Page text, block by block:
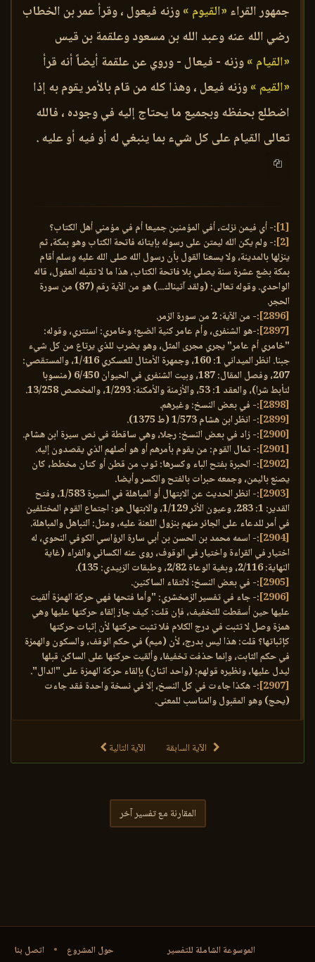
جمهور القراء «القيوم »وزنه فيعول ، وقرأ عمر بن الخطاب
رضي الله عنه وعبد الله بن مسعود وعلقمة بن قيس
«القيام »وزنه - فيعال - وروي عن علقمة أيضاً أنه قرأ
«القيم »وزنه فيعل ، وهذا كله من قام بالأمر يقوم به إذا
اضطلع بحفظه وبجميع ما يحتاج إليه في وجوده ، فالله
تعالى القيام على كل شيء بما ينبغي له أو فيه أو عليه .
[1] :- أي فيمن نزلت، أفي المؤمنين جميعا أم في مؤمني أهل الكتاب؟
[2] :- ولم يكن الله ليمتن على رسوله بإيتائه فاتحة الكتاب وهو بمكة، ثم
ينزلها بالمدينة، ولا يسعنا القول بأن رسول الله صلى الله عليه وسلم أقام
بمكة بضع عشرة سنة يصلي بلا فاتحة الكتاب، هذا ما لا تقبله العقول، قاله
الواحدي. وقوله تعالى: (ولقد آتيناك...) هو من الآية رقم (87) من سورة
الحجر.
[2896]
:- من الآية: 2 من سورة الزمر.
[2897]
:-هو الشنفرى، وأم عامر كنية الضبع؛ وخامري: استتري، وقوله:
"خامري أم عامر" يجري مجرى المثل، وهو يضرب للذي يرتاع من كل شيء
جبنا. انظر الميداني 1: 160، وجمهرة الأمثال للعسكري 1/416، والمستقصي:
207، وفصل المقال: 187، وبيت الشنفرى في الحيوان 6/450 (منسوبا
لتأبط شرا)، والعقد 1: 53، والأزمنة والأمكنة: 1/293، والمخصص 13/258.
[2898]
:- في بعض النسخ: وغيرهم.
[2899]
:- انظر ابن هشام 1/573 (ط 1375).
[2900]
:- زاد في بعض النسخ: رجلا، وهي ساقطة في نص سيرة ابن هشام.
[2901]
:- ثمال القوم: من يقوم بأمرهم أو هو أصلهم الذي يقصدون إليه.
[2902]
:- الحبرة بفتح الباء وكسرها: ثوب من قطن أو كتان مخطط، كان
يصنع باليمن، وجمعه حبرات بالفتح والكسر وأيضا.
[2903]
:- انظر الحديث عن الابتهال أو المباهلة في السيرة 1/583، وفتح
القدير: 1: 283، وعيون الأثر 1/129، والابتهال هو: اجتماع القوم المختلفين
في أمر للدعاء على الجائر منهم بنزول اللعنة عليه، ومثل: التباهل والمباهلة.
[2904]
:- اسمه محمد بن الحسن بن أبي سارة الرؤاسي الكوفي النحوي، له
اختيار في القراءة واختيار في الوقوف، روى عنه الكسائي والفراء (غاية
النهاية: 2/116، وبغية الوعاة 2/82، وطبقات الزبيدي: 135).
[2905]
:- في بعض النسخ: لالتقاء الساكنين.
[2906]
:- جاء في تفسير الزمخشري: "وأما فتحها فهي حركة الهمزة ألقيت
عليها حين أسقطت للتخفيف، فإن قلت: كيف جاز إلقاء حركتها عليها وهي
همزة وصل لا تثبت في درج الكلام فلا تثبت حركتها لأن إثبات حركتها
كإثباتها؟ قلت: هذا ليس بدرج، لأن (ميم) في حكم الوقف، والسكون والهمزة
في حكم الثابت، وإنما حذفت تخفيفا، وألقيت حركتها على الساكن قبلها
ليدل عليها، ونظيره قولهم: (واحد اثنان) بإلقاء حركة الهمزة على "الدال".
[2907]
:- هكذا جاءت في كل النسخ، إلا في نسخة واحدة فقد جاءت
(يحج) وهو المقبول والمناسب للمعنى.
الآية السابقة الآية التالية
المقارنة مع تفسير آخر
حول المشروع • اتصل بنا الموسوعة الشاملة للتفسير